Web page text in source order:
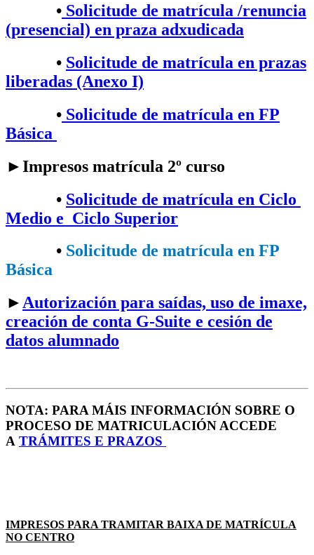
• Solicitude de matrícula /renuncia
(presencial) en praza adxudicada
• Solicitude de matrícula en prazas
liberadas (Anexo I)
• Solicitude de matrícula en FP
Básica
►Impresos matrícula 2º curso
•​ Solicitude de matrícula en Ciclo
Medio e Ciclo Superior
•​ Solicitude de matrícula en FP
Básica
►Autorización para saídas, uso de imaxe,
creación de conta G-Suite e cesión de
datos alumnado
NOTA: PARA MÁIS INFORMACIÓN SOBRE O
PROCESO DE MATRICULACIÓN ACCEDE
A TRÁMITES E PRAZOS
IMPRESOS PARA TRAMITAR BAIXA DE MATRÍCULA
NO CENTRO